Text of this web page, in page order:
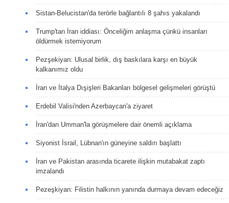
Sistan-Belucistan'da terörle bağlantılı 8 şahıs yakalandı
Trump'tan İran iddiası: Önceliğim anlaşma çünkü insanları
öldürmek istemiyorum
Pezşekiyan: Ulusal birlik, dış baskılara karşı en büyük
kalkanımız oldu
İran ve İtalya Dışişleri Bakanları bölgesel gelişmeleri görüştü
Erdebil Valisi'nden Azerbaycan'a ziyaret
İran'dan Umman'la görüşmelere dair önemli açıklama
Siyonist İsrail, Lübnan'ın güneyine saldırı başlattı
İran ve Pakistan arasında ticarete ilişkin mutabakat zaptı
imzalandı
Pezeşkiyan: Filistin halkının yanında durmaya devam edeceğiz